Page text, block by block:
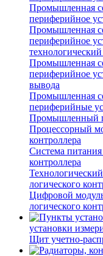
Промышленная
периферийное
Промышленная
периферийное
Промышленная
периферийное
вывода
Промышленная
периферийные
Промышленный
Процессорный
контроллера
Система
контроллера
логического
Цифровой
логического
установки
Щит учетно-